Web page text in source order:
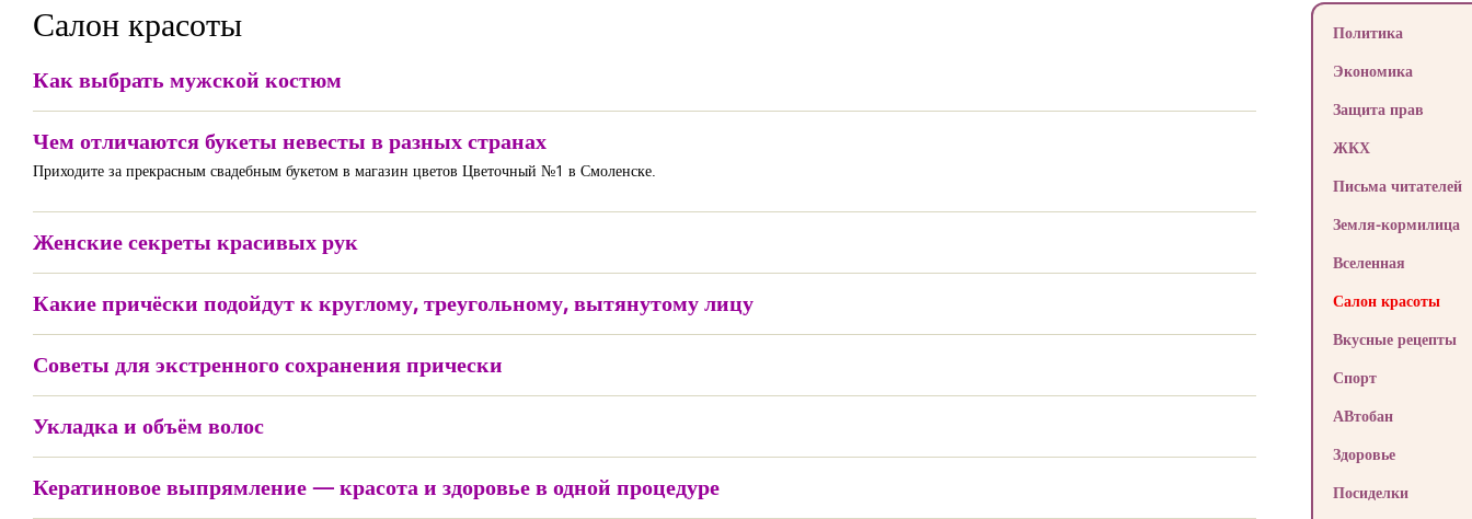
Салон красоты
Как выбрать мужской костюм
Чем отличаются букеты невесты в разных странах
Приходите за прекрасным свадебным букетом в магазин цветов Цветочный №1 в Смоленске.
Женские секреты красивых рук
Какие причёски подойдут к круглому, треугольному, вытянутому лицу
Советы для экстренного сохранения прически
Укладка и объём волос
Кератиновое выпрямление — красота и здоровье в одной процедуре
Политика
Экономика
Защита прав
ЖКХ
Письма читателей
Земля-кормилица
Вселенная
Салон красоты
Вкусные рецепты
Спорт
АВтобан
Здоровье
Посиделки